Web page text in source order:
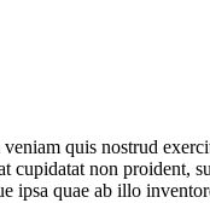
quis nostrud
cupidatat non proident,
ipsa quae ab illo